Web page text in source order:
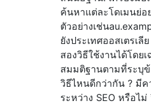
ค้นหาแต่ละโดเมนย่อ
ตัวอย่างเช่น
ยังประเทศออสเตรเลี
สองวิธีใช้งานได้โดย
สมมติฐานตามที่ระบุ
วิธีไหนดีกว่ากัน ? มีค
ระหว่าง SEO หรือไ